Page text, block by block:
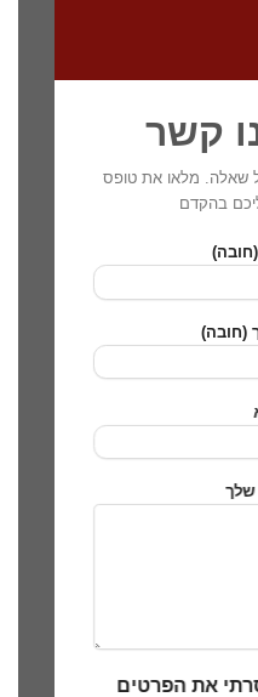
קשר
שאלה. מלאו את טופס
בהקדם
(חובה)
שלך
את הפרטים